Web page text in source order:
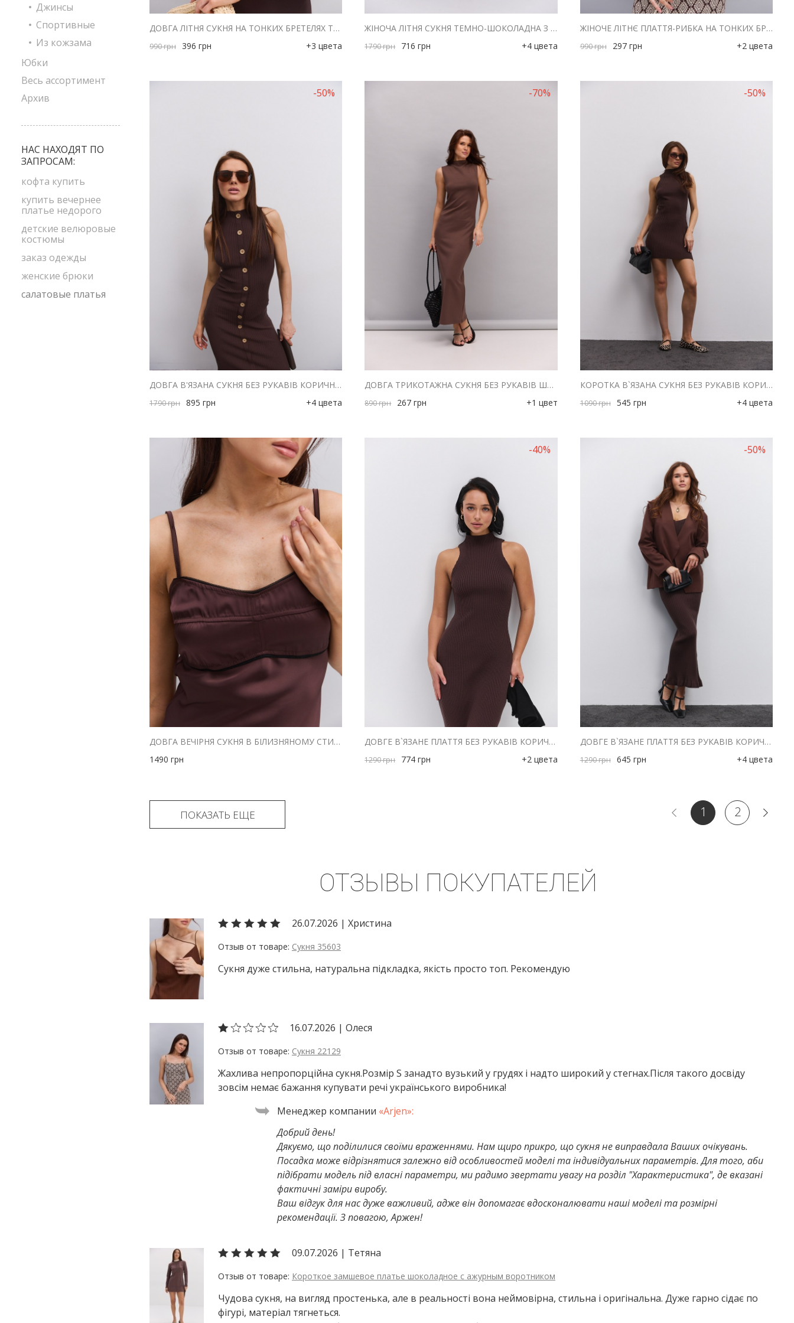
ДОВГА ЛІТНЯ СУКНЯ НА ТОНКИХ БРЕТЕЛЯХ ТЕМНО-ШОКОЛАДНА З ДРАПІРУВАННЯМ НА ГРУДЯХ
990грн 396 грн +3 цвета
ЖІНОЧА ЛІТНЯ СУКНЯ ТЕМНО-ШОКОЛАДНА З ВІДКРИТИМИ ПЛЕЧИМА ТА ВИРІЗОМ НА ТАЛІЇ
1790грн 716 грн +4 цвета
ЖІНОЧЕ ЛІТНЄ ПЛАТТЯ-РИБКА НА ТОНКИХ БРЕТЕЛЯХ ШОКОЛАДНЕ З БЕЖЕВИМ ОРНАМЕНТОМ
990грн 297 грн +2 цвета
-50%
ДОВГА В'ЯЗАНА СУКНЯ БЕЗ РУКАВІВ КОРИЧНЕВА З ДЕКОРАТИВНИМИ ҐУДЗИКАМИ
1790грн 895 грн +4 цвета
-70%
ДОВГА ТРИКОТАЖНА СУКНЯ БЕЗ РУКАВІВ ШОКОЛАДНА З РОЗРІЗОМ НА БЛИСКАВЦІ
890грн 267 грн +1 цвет
-50%
КОРОТКА В`ЯЗАНА СУКНЯ БЕЗ РУКАВІВ КОРИЧНЕВОГО КОЛЬОРУ
1090грн 545 грн +4 цвета
ДОВГА ВЕЧІРНЯ СУКНЯ В БІЛИЗНЯНОМУ СТИЛІ ШОКОЛАДНА З ВІДКРИТОЮ СПИНОЮ
1490 грн
-40%
ДОВГЕ В`ЯЗАНЕ ПЛАТТЯ БЕЗ РУКАВІВ КОРИЧНЕВЕ
1290грн 774 грн +2 цвета
-50%
ДОВГЕ В`ЯЗАНЕ ПЛАТТЯ БЕЗ РУКАВІВ КОРИЧНЕВЕ З ОБОРКОЮ ВНИЗУ
1290грн 645 грн +4 цвета
ПОКАЗАТЬ ЕЩЕ 1 2
ОТЗЫВЫ ПОКУПАТЕЛЕЙ
26.07.2026 | Христина
Сукня 35603
Сукня дуже стильна, натуральна підкладка, якість просто топ. Рекомендую
16.07.2026 | Олеся
Сукня 22129
Жахлива непропорційна сукня.Розмір S занадто вузький у грудях і надто широкий у стегнах.Після такого досвіду
зовсім немає бажання купувати речі українського виробника!
Добрий день!
Дякуємо, що поділилися своїми враженнями. Нам щиро прикро, що сукня не виправдала Ваших очікувань.
Посадка може відрізнятися залежно від особливостей моделі та індивідуальних параметрів. Для того, аби
підібрати модель під власні параметри, ми радимо звертати увагу на розділ "Характеристика", де вказані
фактичні заміри виробу.
Ваш відгук для нас дуже важливий, адже він допомагає вдосконалювати наші моделі та розмірні
рекомендації. З повагою, Аржен!
09.07.2026 | Тетяна
Короткое замшевое платье шоколадное с ажурным воротником
Чудова сукня, на вигляд простенька, але в реальності вона неймовірна, стильна і оригінальна. Дуже гарно сідає по
фігурі, матеріал тягнеться.
Джинсы
Спортивные
Из кожзама
Юбки
Весь ассортимент
Архив
НАС НАХОДЯТ ПО
ЗАПРОСАМ:
кофта купить
купить вечернее
платье недорого
детские велюровые
костюмы
заказ одежды
женские брюки
салатовые платья